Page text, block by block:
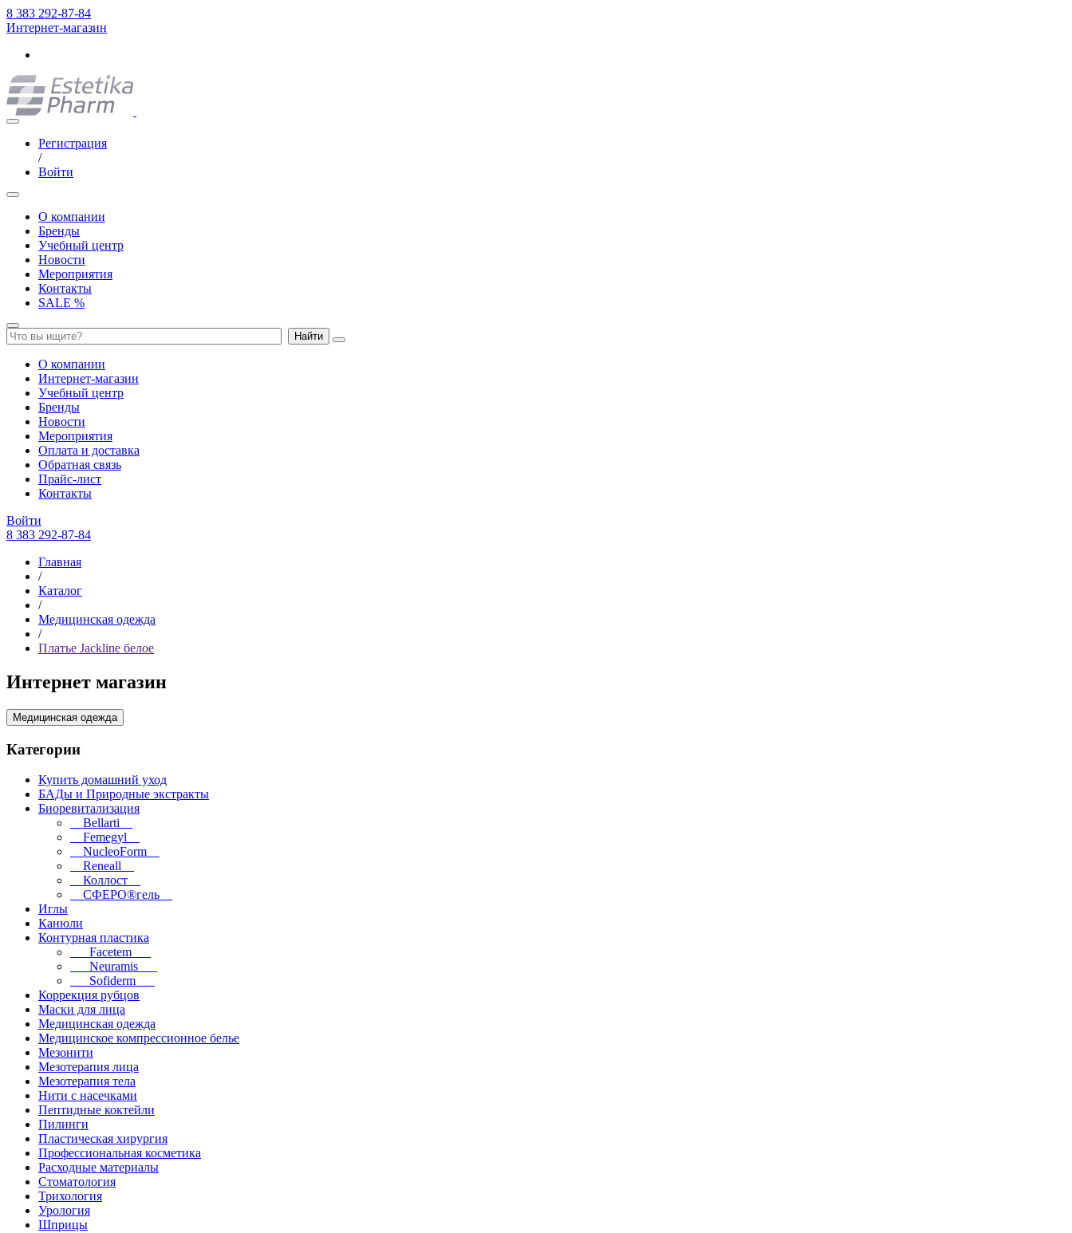
8 383 292-87-84
Интернет-магазин
Регистрация
/
Войти
О компании
Бренды
Учебный центр
Новости
Мероприятия
Контакты
SALE %
Найти
О компании
Интернет-магазин
Учебный центр
Бренды
Новости
Мероприятия
Оплата и доставка
Обратная связь
Прайс-лист
Контакты
Войти
8 383 292-87-84
Главная
/
Каталог
/
Медицинская одежда
/
Платье Jackline белое
Интернет магазин
Медицинская одежда
Категории
Купить домашний уход
БАДы и Природные экстракты
Биоревитализация
__Bellarti__
__Femegyl__
__NucleoForm__
__Reneall__
__Коллост__
__СФЕРО®гель__
Иглы
Канюли
Контурная пластика
___Facetem___
___Neuramis___
___Sofiderm___
Коррекция рубцов
Маски для лица
Медицинская одежда
Медицинское компрессионное белье
Мезонити
Мезотерапия лица
Мезотерапия тела
Нити с насечками
Пептидные коктейли
Пилинги
Пластическая хирургия
Профессиональная косметика
Расходные материалы
Стоматология
Трихология
Урология
Шприцы